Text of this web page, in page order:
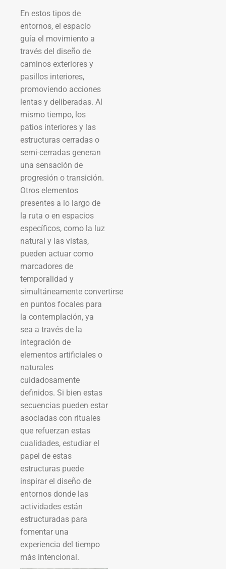
En estos tipos de
entornos, el espacio
guía el movimiento a
través del diseño de
caminos exteriores y
pasillos interiores,
promoviendo acciones
lentas y deliberadas. Al
mismo tiempo, los
patios interiores y las
estructuras cerradas o
semi-cerradas generan
una sensación de
progresión o transición.
Otros elementos
presentes a lo largo de
la ruta o en espacios
específicos, como la luz
natural y las vistas,
pueden actuar como
marcadores de
temporalidad y
simultáneamente convertirse
en puntos focales para
la contemplación, ya
sea a través de la
integración de
elementos artificiales o
naturales
cuidadosamente
definidos. Si bien estas
secuencias pueden estar
asociadas con rituales
que refuerzan estas
cualidades, estudiar el
papel de estas
estructuras puede
inspirar el diseño de
entornos donde las
actividades están
estructuradas para
fomentar una
experiencia del tiempo
más intencional.